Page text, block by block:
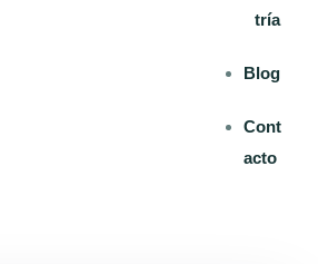
tría
Blog
Cont
acto